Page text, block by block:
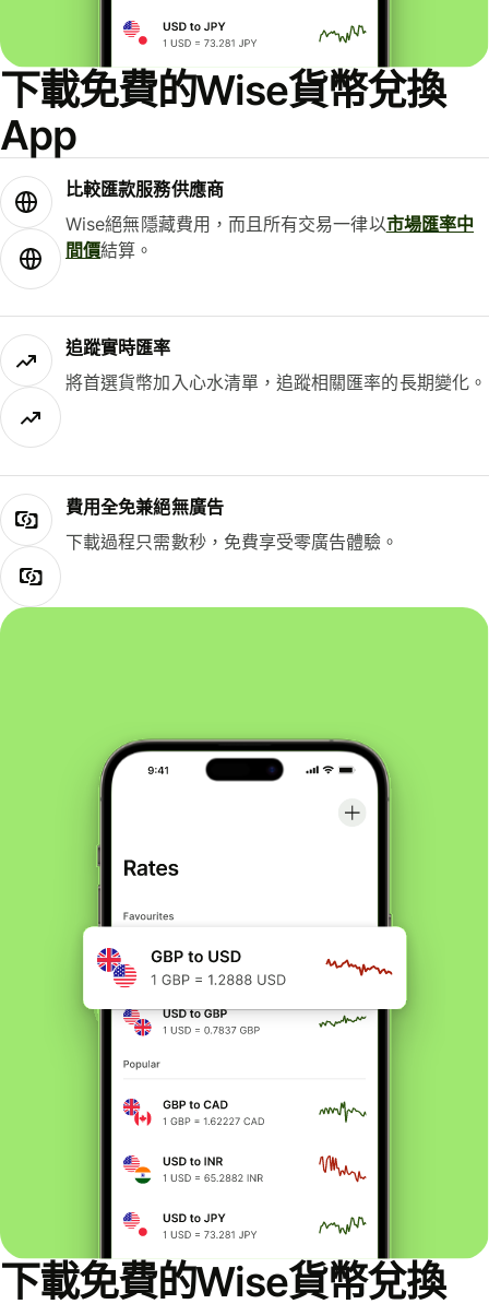
下載免費的Wise貨幣兌換
App
比較匯款服務供應商
Wise絕無隱藏費用，而且所有交易一律以市場匯率中
間價結算。
追蹤實時匯率
將首選貨幣加入心水清單，追蹤相關匯率的長期變化。
費用全免兼絕無廣告
下載過程只需數秒，免費享受零廣告體驗。
下載免費的Wise貨幣兌換